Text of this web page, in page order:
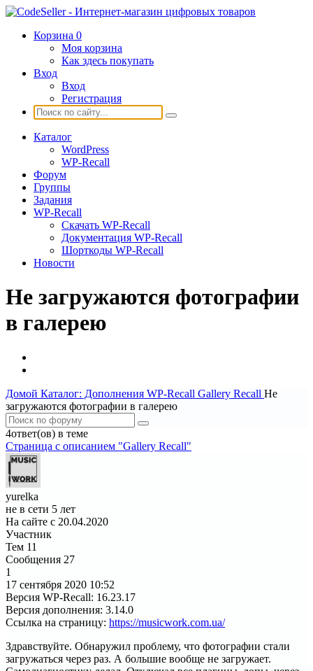
Корзина 0
Моя корзина
Как здесь покупать
Вход
Вход
Регистрация
Каталог
WordPress
WP-Recall
Форум
Группы
Задания
WP-Recall
Скачать WP-Recall
Документация WP-Recall
Шорткоды WP-Recall
Новости
Не загружаются фотографии
в галерею
Домой Каталог: Дополнения WP-Recall Gallery Recall Не
загружаются фотографии в галерею
4ответ(ов) в теме
Страница c описанием "Gallery Recall"
yurelka
не в сети 5 лет
На сайте с 20.04.2020
Участник
Тем 11
Сообщения 27
1
17 сентября 2020 10:52
Версия WP-Recall: 16.23.17
Версия дополнения: 3.14.0
Ссылка на страницу: https://musicwork.com.ua/
Здравствуйте. Обнаружил проблему, что фотографии стали
загружаться через раз. А большие вообще не загружает.